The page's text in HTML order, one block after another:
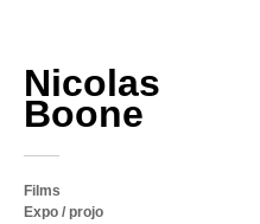
Nicolas
Boone
Films
Expo / projo